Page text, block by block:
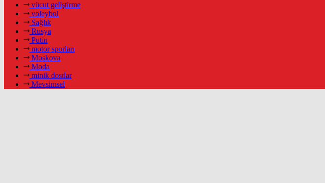
vücut geliştirme
voleybol
Sağlık
Rusya
Putin
motor sporları
Moskova
Moda
minik dostlar
Mevsimsel